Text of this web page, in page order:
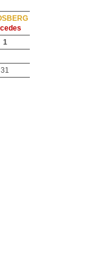
1
31